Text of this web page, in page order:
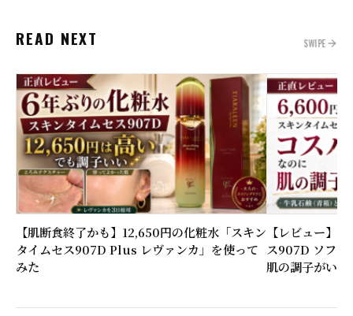
READ NEXT SWIPE
【肌断食終了かも】12,650円の化粧水「スキン
タイムセス907D Plus レヴァンカ」を使って
みた
【レビュー】
ス907D ソファ
肌の調子がいい